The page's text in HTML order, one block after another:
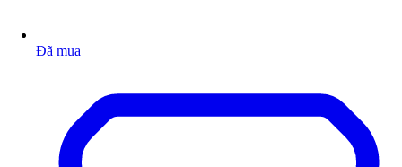
Đã mua